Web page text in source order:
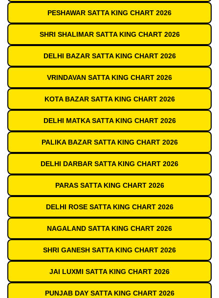
PESHAWAR SATTA KING CHART 2026
SHRI SHALIMAR SATTA KING CHART 2026
DELHI BAZAR SATTA KING CHART 2026
VRINDAVAN SATTA KING CHART 2026
KOTA BAZAR SATTA KING CHART 2026
DELHI MATKA SATTA KING CHART 2026
PALIKA BAZAR SATTA KING CHART 2026
DELHI DARBAR SATTA KING CHART 2026
PARAS SATTA KING CHART 2026
DELHI ROSE SATTA KING CHART 2026
NAGALAND SATTA KING CHART 2026
SHRI GANESH SATTA KING CHART 2026
JAI LUXMI SATTA KING CHART 2026
PUNJAB DAY SATTA KING CHART 2026